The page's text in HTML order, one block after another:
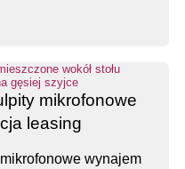
mikrofonowe
leasing
wynajem